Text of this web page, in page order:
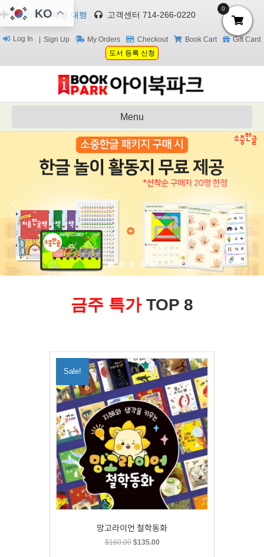
한국/미국 배송 대행 고객센터 714-266-0220
Log In Sign Up My Orders Checkout Book Cart
Gift Card
도서 등록 신청
Menu
금주 특가 TOP 8
Sale!
망고라이언 철학동화
$160.00 Original
$135.00Current
KO 0